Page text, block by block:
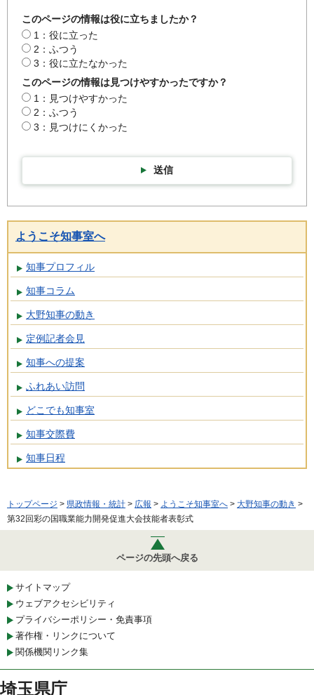
このページの情報は役に立ちましたか？
1：役に立った
2：ふつう
3：役に立たなかった
このページの情報は見つけやすかったですか？
1：見つけやすかった
2：ふつう
3：見つけにくかった
送信
ようこそ知事室へ
知事プロフィル
知事コラム
大野知事の動き
定例記者会見
知事への提案
ふれあい訪問
どこでも知事室
知事交際費
知事日程
トップページ > 県政情報・統計 > 広報 > ようこそ知事室へ > 大野知事の動き >
第32回彩の国職業能力開発促進大会技能者表彰式
ページの先頭へ戻る
サイトマップ
ウェブアクセシビリティ
プライバシーポリシー・免責事項
著作権・リンクについて
関係機関リンク集
埼玉県庁